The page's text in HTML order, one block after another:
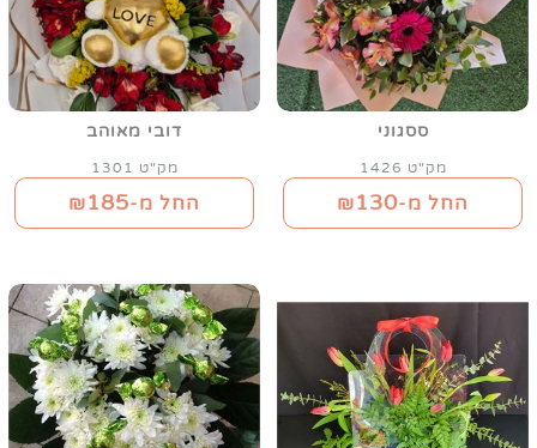
ססגוני
מק"ט 1426
החל מ-₪130
דובי מאוהב
מק"ט 1301
החל מ-₪185